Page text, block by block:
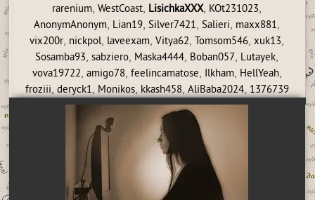
rarenium,WestCoast, LisichkaXXX, KOt231023,
AnonymAnonym, Lian19,Silver7421,Salieri, maxx881,
vix200r, nickpol, laveexam,Vitya62,Tomsom546,xuk13,
Sosamba93,sabziero, Maska4444, Boban057, Lutayek,
vova19722, amigo78, feelincamatose, Ilkham, HellYeah,
froziii, deryck1, Monikos, kkash458, AliBaba2024, 1376739